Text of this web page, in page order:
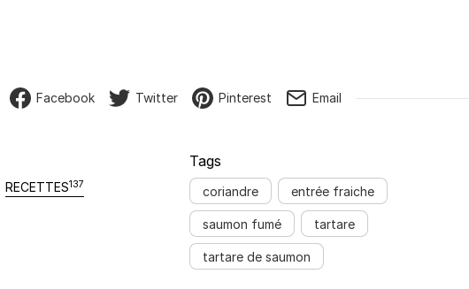
Facebook Twitter Pinterest Email
RECETTES137
Tags
coriandre entrée fraiche
saumon fumé tartare
tartare de saumon